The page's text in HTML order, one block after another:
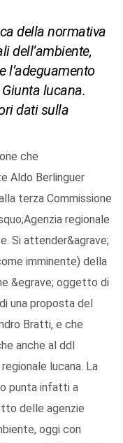
della normativa
dell’ambiente,
l’adeguamento
lucana.
dati sulla
che
Aldo Berlinguer
terza Commissione
regionale
Si attender&agrave;
imminente) della
&egrave; oggetto di
una proposta del
Bratti, e che
anche al ddl
lucana. La
punta infatti a
delle agenzie
oggi con